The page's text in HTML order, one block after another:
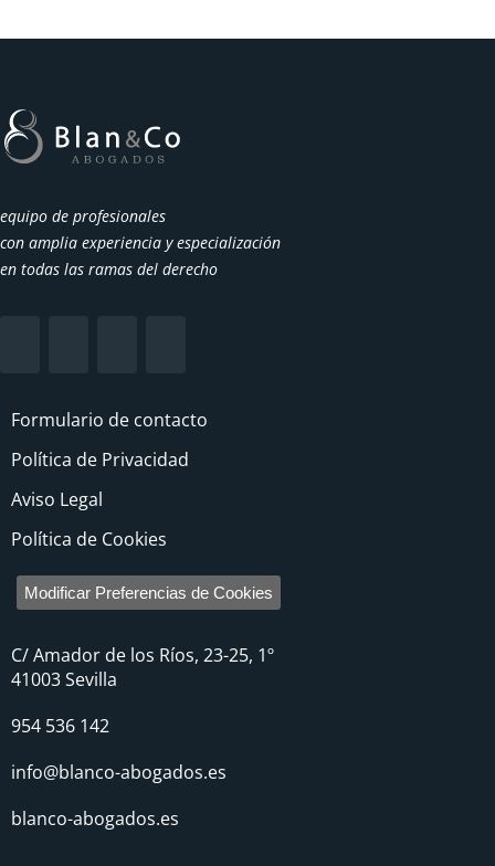
equipo de profesionales
con amplia experiencia y especialización
en todas las ramas del derecho
Formulario de contacto
Política de Privacidad
Aviso Legal
Política de Cookies
Modificar Preferencias de Cookies
C/ Amador de los Ríos, 23-25, 1º
41003 Sevilla
954 536 142
info@blanco-abogados.es
blanco-abogados.es